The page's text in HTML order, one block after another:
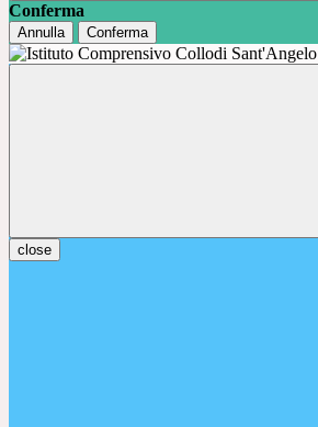
Conferma
Annulla Conferma
close